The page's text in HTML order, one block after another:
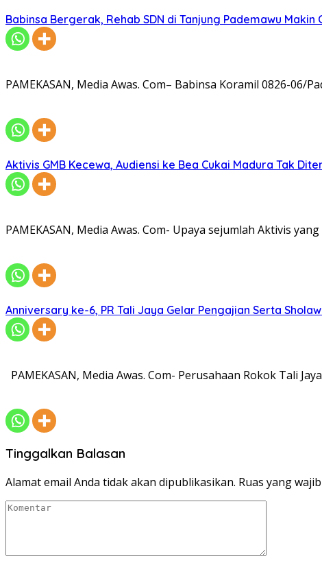
Babinsa Bergerak, Rehab SDN di Tanjung Pademawu Makin
PAMEKASAN, Media Awas. Com– Babinsa Koramil 0826-
Aktivis GMB Kecewa, Audiensi ke Bea Cukai Madura Tak
PAMEKASAN, Media Awas. Com- Upaya sejumlah Aktivis
Anniversary ke-6, PR Tali Jaya Gelar Pengajian Serta
PAMEKASAN, Media Awas. Com- Perusahaan Rokok Tali
Tinggalkan Balasan
Alamat email Anda tidak akan dipublikasikan. Ruas yang